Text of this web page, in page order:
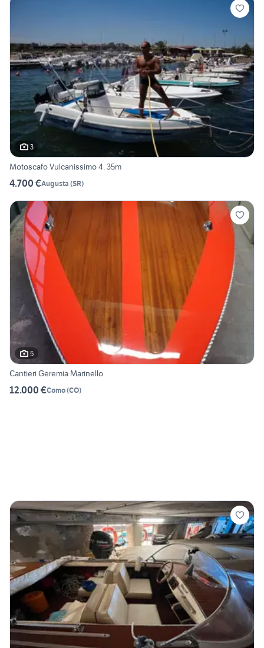
3
Motoscafo Vulcanissimo 4. 35m
4.700 €Augusta (SR)
5
Cantieri Geremia Marinello
12.000 €Como(CO)